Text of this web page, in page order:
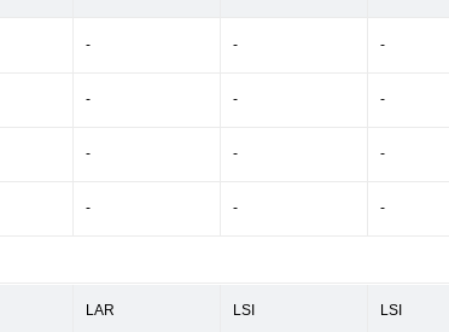
- - -
- - -
- - -
- - -
LAR LSI LSI